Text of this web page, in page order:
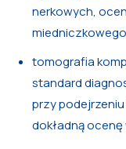
nerkowych,
tomografia
standard
przy
dokładną